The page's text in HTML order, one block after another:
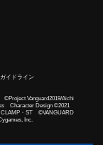
イドライン
Vanguard2019/Aichi
Character Design ©2021
・ST ©VANGUARD
Inc.